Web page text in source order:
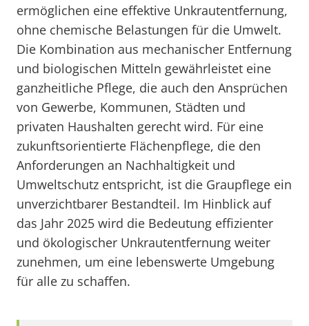
ermöglichen eine effektive Unkrautentfernung,
ohne chemische Belastungen für die Umwelt.
Die Kombination aus mechanischer Entfernung
und biologischen Mitteln gewährleistet eine
ganzheitliche Pflege, die auch den Ansprüchen
von Gewerbe, Kommunen, Städten und
privaten Haushalten gerecht wird. Für eine
zukunftsorientierte Flächenpflege, die den
Anforderungen an Nachhaltigkeit und
Umweltschutz entspricht, ist die Graupflege ein
unverzichtbarer Bestandteil. Im Hinblick auf
das Jahr 2025 wird die Bedeutung effizienter
und ökologischer Unkrautentfernung weiter
zunehmen, um eine lebenswerte Umgebung
für alle zu schaffen.